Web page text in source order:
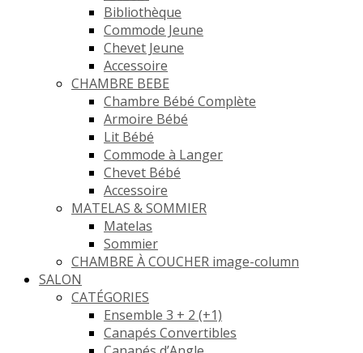
Bibliothèque
Commode Jeune
Chevet Jeune
Accessoire
CHAMBRE BEBE
Chambre Bébé Complète
Armoire Bébé
Lit Bébé
Commode à Langer
Chevet Bébé
Accessoire
MATELAS & SOMMIER
Matelas
Sommier
CHAMBRE À COUCHER image-column
SALON
CATÉGORIES
Ensemble 3 + 2 (+1)
Canapés Convertibles